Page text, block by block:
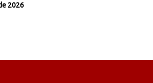
2026